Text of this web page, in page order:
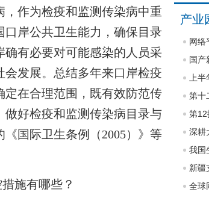
作为检疫和监测传染病中重
口岸公共卫生能力，确保目录
有必要对可能感染的人员采
发展。总结多年来口岸检疫
在合理范围，既有效防范传
好检疫和监测传染病目录与
国际卫生条例（2005）》等
施有哪些？
产业
网络
国产
上
第十
第12
深耕
我国
新疆
全球